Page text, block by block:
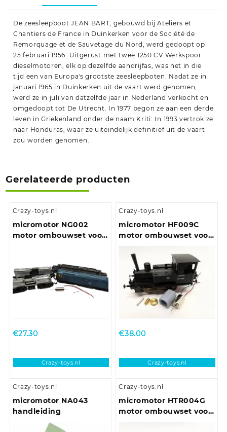
De zeesleepboot JEAN BART, gebouwd bij Ateliers et
Chantiers de France in Duinkerken voor de Société de
Remorquage et de Sauvetage du Nord, werd gedoopt op
25 februari 1956. Uitgerust met twee 1250 CV Werkspoor
dieselmotoren, elk op dezelfde aandrijfas, was het in die
tijd een van Europa's grootste zeesleepboten. Nadat ze in
januari 1965 in Duinkerken uit de vaart werd genomen,
werd ze in juli van datzelfde jaar in Nederland verkocht en
omgedoopt tot De Utrecht. In 1977 begon ze aan een derde
leven in Griekenland onder de naam Kriti. In 1993 vertrok ze
naar Honduras, waar ze uiteindelijk definitief uit de vaart
zou worden genomen.
Gerelateerde producten
Crazy-toys.nl
micromotor NG002
motor ombouwset voor
50, 52, 55, 56, 57, 91, AEC
Railcar
€27.30
Crazy-toys.nl
Crazy-toys.nl
micromotor HF009C
motor ombouwset voor
DB/DRG/CSD/NS/SNCF,
u.a.
€38.00
Crazy-toys.nl
Crazy-toys.nl
micromotor NA043
handleiding
Crazy-toys.nl
micromotor HTR004G
motor ombouwset voor